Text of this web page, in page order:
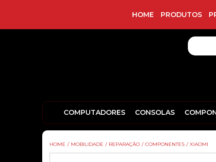
HOME PRODUTOS
COMPUTADORES CONSOLAS
HOME / MOBILIDADE / REPARAÇÃO / COMPONENTES / XIAOMI